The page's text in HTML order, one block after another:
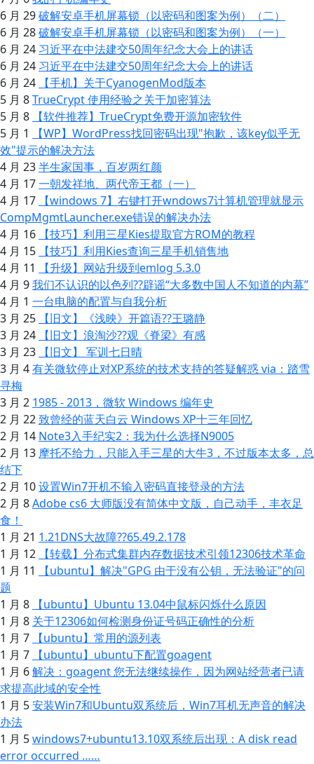
6 月 29破解安卓手机屏幕锁（以密码和图案为例）（二）
6 月 28破解安卓手机屏幕锁（以密码和图案为例）（一）
6 月 24 习近平在中法建交50周年纪念大会上的讲话
6 月 24 习近平在中法建交50周年纪念大会上的讲话
6 月 24
【手机】关于CyanogenMod版本
5 月 8TrueCrypt 使用经验之关于加密算法
5 月 8
【软件推荐】TrueCrypt免费开源加密软件
5 月 1
【WP】WordPress找回密码出现"抱歉，该key似乎无
效"提示的解决方法
4 月 23半生家国事，百岁两红颜
4 月 17一朝发祥地、两代帝王都（一）
4 月 17
【windows 7】右键打开wndows7计算机管理就显示
CompMgmtLauncher.exe错误的解决办法
4 月 16
【技巧】利用三星Kies提取官方ROM的教程
4 月 15
【技巧】利用Kies查询三星手机销售地
4 月 11
【升级】网站升级到emlog 5.3.0
4 月 9我们不认识的以色列??辟谣“大多数中国人不知道的内幕”
4 月 1 一台电脑的配置与自我分析
3 月 25
【旧文】《浅映》开篇语??王璐静
3 月 24
【旧文】浪淘沙??观《脊梁》有感
3 月 23
【旧文】 军训七日晴
3 月 4有关微软停止对XP系统的技术支持的答疑解惑 via：踏雪
寻梅
3 月 2 1985 - 2013，微软 Windows 编年史
2 月 22致曾经的蓝天白云 Windows XP十三年回忆
2 月 14 Note3入手纪实2：我为什么选择N9005
2 月 13 摩托不给力，只能入手三星的大牛3，不过版本太多，总
结下
2 月 10设置Win7开机不输入密码直接登录的方法
2 月 8Adobe cs6 大师版没有简体中文版，自己动手，丰衣足
食！
1 月 21 1.21DNS大故障??65.49.2.178
1 月 12
【转载】分布式集群内存数据技术引领12306技术革命
1 月 11
【ubuntu】解决"GPG 由于没有公钥，无法验证"的问
题
1 月 8
【ubuntu】Ubuntu 13.04中鼠标闪烁什么原因
1 月 8 关于12306如何检测身份证号码正确性的分析
1 月 7
【ubuntu】常用的源列表
1 月 7
【ubuntu】ubuntu下配置goagent
1 月 6解决：goagent 您无法继续操作，因为网站经营者已请
求提高此域的安全性
1 月 5安装Win7和Ubuntu双系统后，Win7耳机无声音的解决
办法
1 月 5windows7+ubuntu13.10双系统后出现：A disk read
error occurred ……